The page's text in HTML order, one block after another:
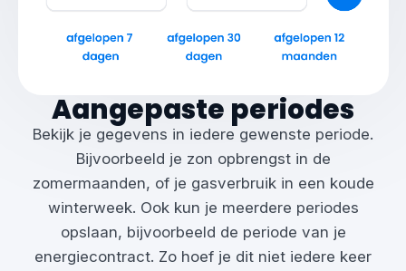
Aangepaste periodes
Bekijk je gegevens in iedere gewenste periode.
Bijvoorbeeld je zon opbrengst in de
zomermaanden, of je gasverbruik in een koude
winterweek. Ook kun je meerdere periodes
opslaan, bijvoorbeeld de periode van je
energiecontract. Zo hoef je dit niet iedere keer